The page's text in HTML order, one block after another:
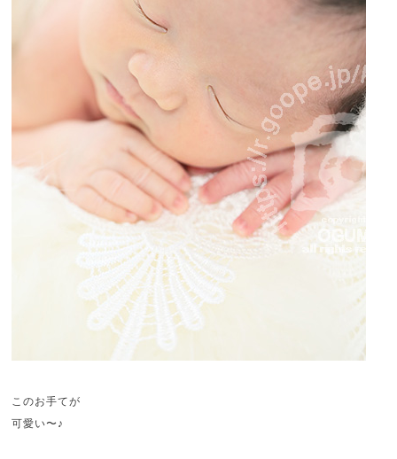
このお手てが
可愛い〜♪